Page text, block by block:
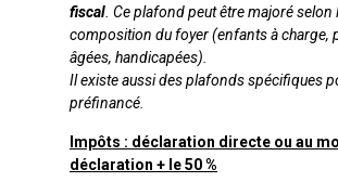
fiscal. Ce plafond peut être majoré selon
composition du foyer (enfants à charge,
âgées, handicapées).
Il existe aussi des plafonds spécifiques
préfinancé.
Impôts : déclaration directe ou au
déclaration + le 50 %